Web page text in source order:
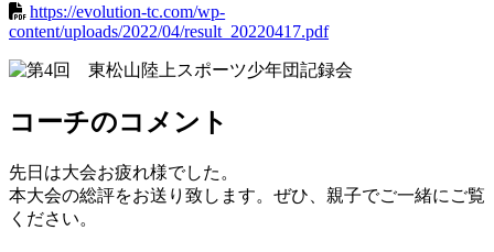
https://evolution-tc.com/wp-
content/uploads/2022/04/result_20220417.pdf
コーチのコメント
先日は大会お疲れ様でした。
本大会の総評をお送り致します。ぜひ、親子でご一緒にご覧
ください。